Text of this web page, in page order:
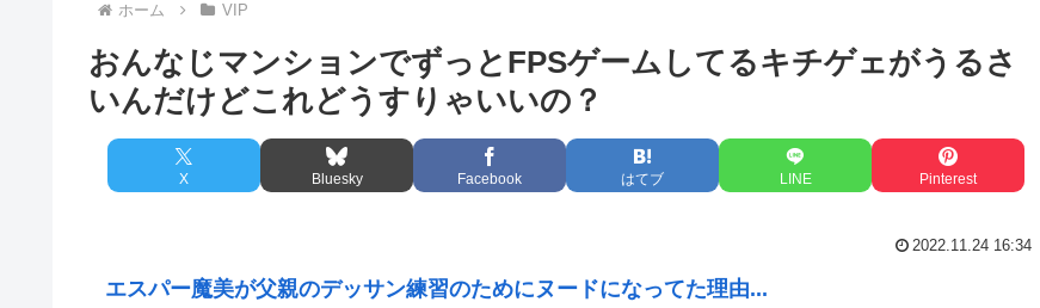
ホーム VIP
おんなじマンションでずっとFPSゲームしてるキチゲェがうるさ
いんだけどこれどうすりゃいいの？
X Bluesky Facebook はてブ LINE Pinterest
2022.11.24 16:34
エスパー魔美が父親のデッサン練習のためにヌードになってた理由...